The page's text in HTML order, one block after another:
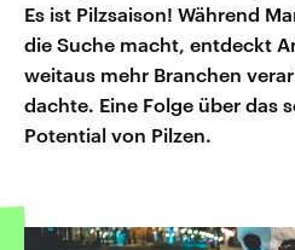
Es ist Pilzsaison! Während
die Suche macht, entdeckt
weitaus mehr Branchen
dachte. Eine Folge über das
Potential von Pilzen.